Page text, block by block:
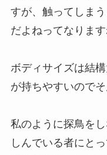
すが、触ってしま
だよねってなります
ボディサイズは結
が持ちやすいので
私のように探鳥を
しんでいる者にと